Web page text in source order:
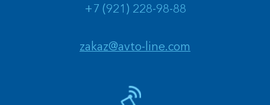
zakaz@avto-line.com
+7 (921) 228-98-88